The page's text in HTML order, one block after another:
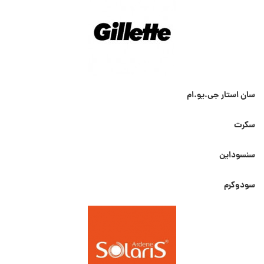
سان استار جی.یو.ام
سکرت
سنسوداین
سودوکرم